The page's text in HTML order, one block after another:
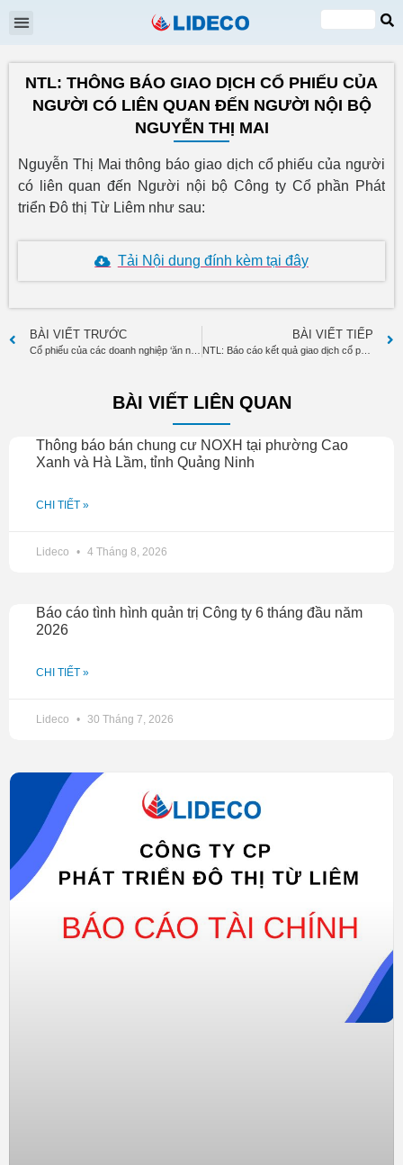
VI
EN
NTL: THÔNG BÁO GIAO DỊCH CỔ PHIẾU CỦA
NGƯỜI CÓ LIÊN QUAN ĐẾN NGƯỜI NỘI BỘ
NGUYỄN THỊ MAI
Nguyễn Thị Mai thông báo giao dịch cổ phiếu của người
có liên quan đến Người nội bộ Công ty Cổ phần Phát
triển Đô thị Từ Liêm như sau:
Tải Nội dung đính kèm tại đây
BÀI VIẾT TRƯỚC BÀI VIẾT TIẾP
NTL: Báo cáo kết quả giao dịch cổ phiếu của người nội bộ Đỗ Huy Khải
BÀI VIẾT LIÊN QUAN
Thông báo bán chung cư NOXH tại phường Cao
Xanh và Hà Lầm, tỉnh Quảng Ninh
CHI TIẾT »
Lideco 4 Tháng 8, 2026
Báo cáo tình hình quản trị Công ty 6 tháng đầu năm
2026
CHI TIẾT »
Lideco 30 Tháng 7, 2026